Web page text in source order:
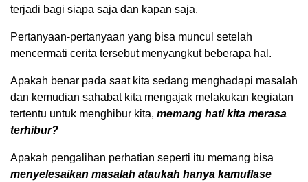
terjadi bagi siapa saja dan kapan saja.
Pertanyaan-pertanyaan yang bisa muncul setelah
mencermati cerita tersebut menyangkut beberapa hal.
Apakah benar pada saat kita sedang menghadapi masalah
dan kemudian sahabat kita mengajak melakukan kegiatan
tertentu untuk menghibur kita, memang hati kita merasa
terhibur?
Apakah pengalihan perhatian seperti itu memang bisa
menyelesaikan masalah ataukah hanya kamuflase